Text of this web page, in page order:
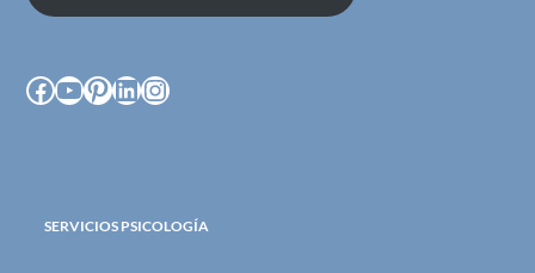
Facebook
YouTube
Pinterest
LinkedIn
Instagram
SERVICIOS PSICOLOGÍA